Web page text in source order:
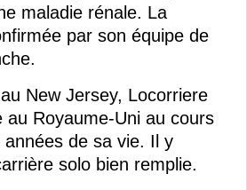
maladie rénale. La
par son équipe de
New Jersey, Locorriere
au Royaume-Uni au cours
de sa vie. Il y
solo bien remplie.